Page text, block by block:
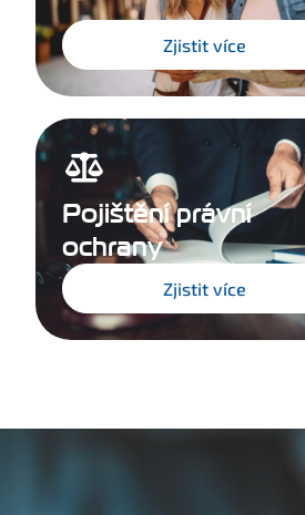
Zjistit více
Pojištění právní
ochrany
Zjistit více